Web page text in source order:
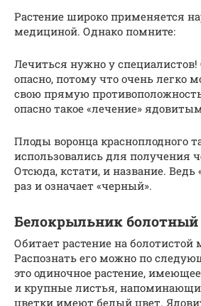
Растение широко применяется
медициной. Однако помните:
Лечиться нужно у
опасно, потому что очень легко
свою прямую
опасно такое «лечение»
Плоды воронца красноплодного
использовались для получения
Отсюда, кстати, и название. Ведь
раз и означает «черный».
Белокрыльник болотный
Обитает растение на болотистой
Распознать его можно по
это одиночное растение,
и крупные листья,
цветки имеют белый цвет.